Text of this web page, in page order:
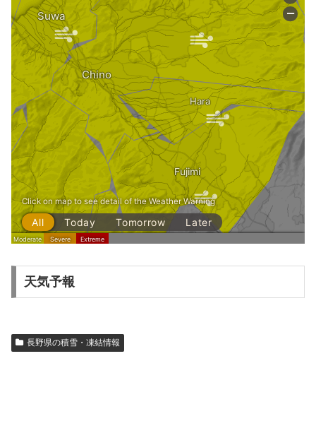
天気予報
長野県の積雪・凍結情報